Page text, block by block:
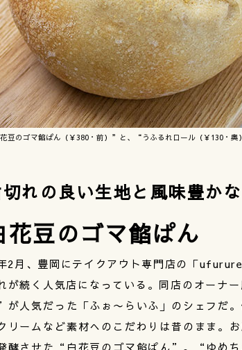
豆のゴマ餡ぱん（￥380・前）”と、“うふるれロール（￥130・奥
れの良い生地と風味豊か
花豆のゴマ餡ぱん
2月、豊岡にテイクアウト専門店の「
が続く人気店になっている。同店のオーナ
が人気だった「ふぉ〜らいふ」のシェフだ
リームなど素材へのこだわりは昔のまま。
酵させた“白花豆のゴマ餡ぱん”。“ゆめ